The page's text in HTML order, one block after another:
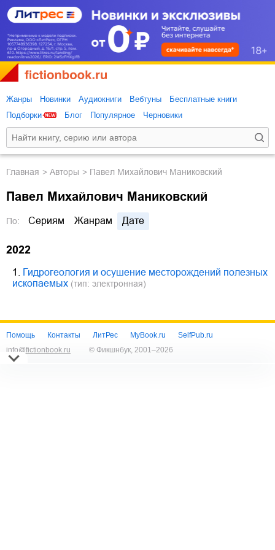
Жанры Новинки Аудиокниги Вебтуны
Бесплатные книги
Подборки
Блог Популярное Черновики
Главная Авторы Павел Михайлович Маниковский
Павел Михайлович Маниковский
По: Сериям Жанрам Дате
2022
1.
Гидрогеология и осушение месторождений полезных
ископаемых (тип: электронная)
Помощь Контакты ЛитРес MyBook.ru
SelfPub.ru
info@fictionbook.ru
© Фикшнбук, 2001–2026